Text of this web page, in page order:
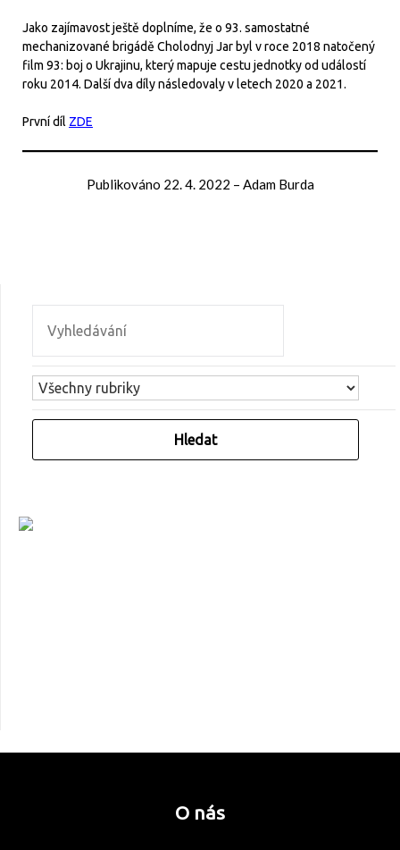
Jako zajímavost ještě doplníme, že o 93. samostatné
mechanizované brigádě Cholodnyj Jar byl v roce 2018 natočený
film 93: boj o Ukrajinu, který mapuje cestu jednotky od událostí
roku 2014. Další dva díly následovaly v letech 2020 a 2021.
První díl ZDE
Publikováno 22. 4. 2022 – Adam Burda
O nás